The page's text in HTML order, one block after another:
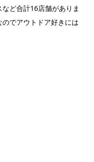
ど合計16店舗がありま
でアウトドア好きには